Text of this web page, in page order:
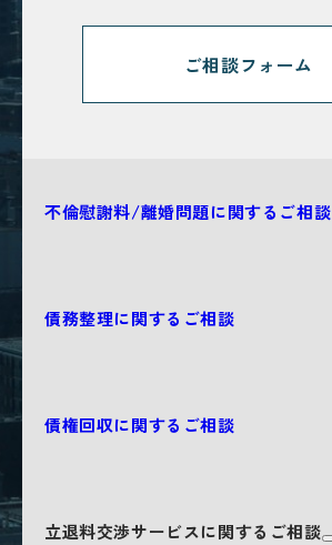
ご相談フォーム
不倫慰謝料/離婚問題に関するご相談
債務整理に関するご相談
債権回収に関するご相談
立退料交渉サービスに関するご相談